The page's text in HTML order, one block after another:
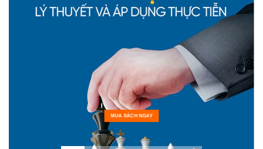
MUA SÁCH NGAY